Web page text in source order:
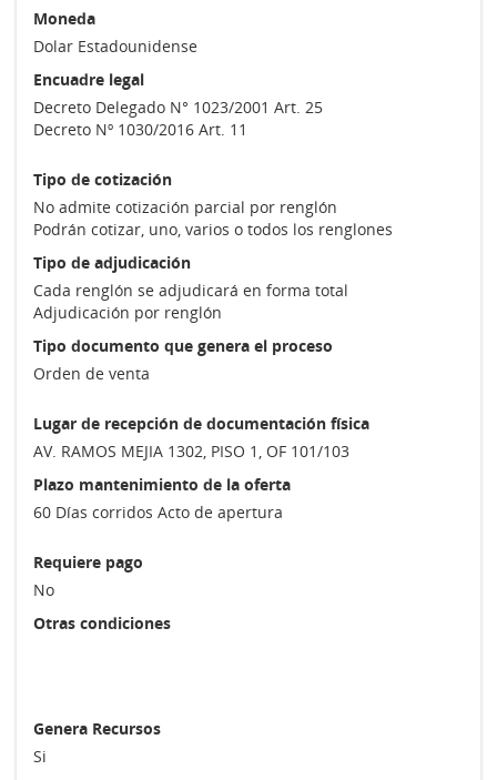
Moneda
Dolar Estadounidense
Encuadre legal
Decreto Delegado N° 1023/2001 Art. 25
Decreto Nº 1030/2016 Art. 11
Tipo de cotización
No admite cotización parcial por renglón
Podrán cotizar, uno, varios o todos los renglones
Tipo de adjudicación
Cada renglón se adjudicará en forma total
Adjudicación por renglón
Tipo documento que genera el proceso
Orden de venta
Lugar de recepción de documentación física
AV. RAMOS MEJIA 1302, PISO 1, OF 101/103
Plazo mantenimiento de la oferta
60 Días corridos Acto de apertura
Requiere pago
No
Otras condiciones
Genera Recursos
Si